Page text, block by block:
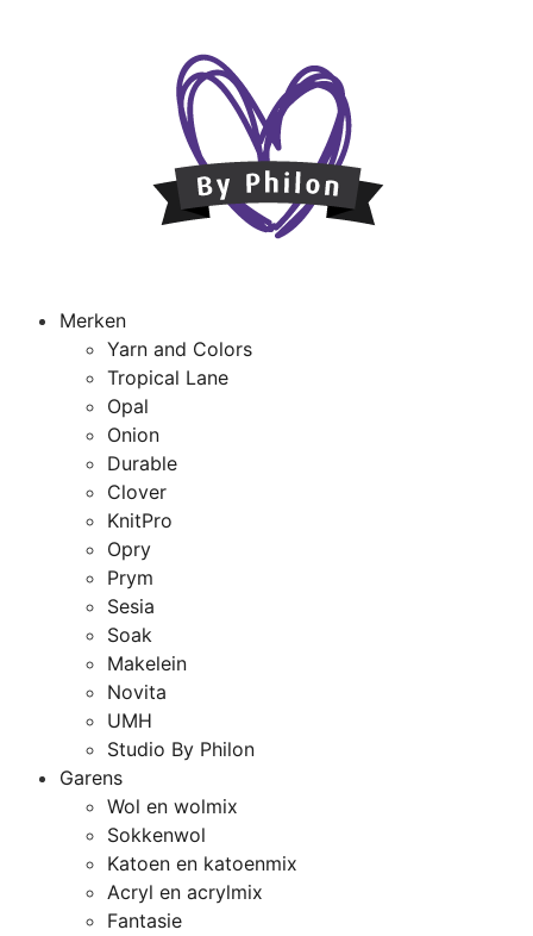
Merken
Yarn and Colors
Tropical Lane
Opal
Onion
Durable
Clover
KnitPro
Opry
Prym
Sesia
Soak
Makelein
Novita
UMH
Studio By Philon
Garens
Wol en wolmix
Sokkenwol
Katoen en katoenmix
Acryl en acrylmix
Fantasie